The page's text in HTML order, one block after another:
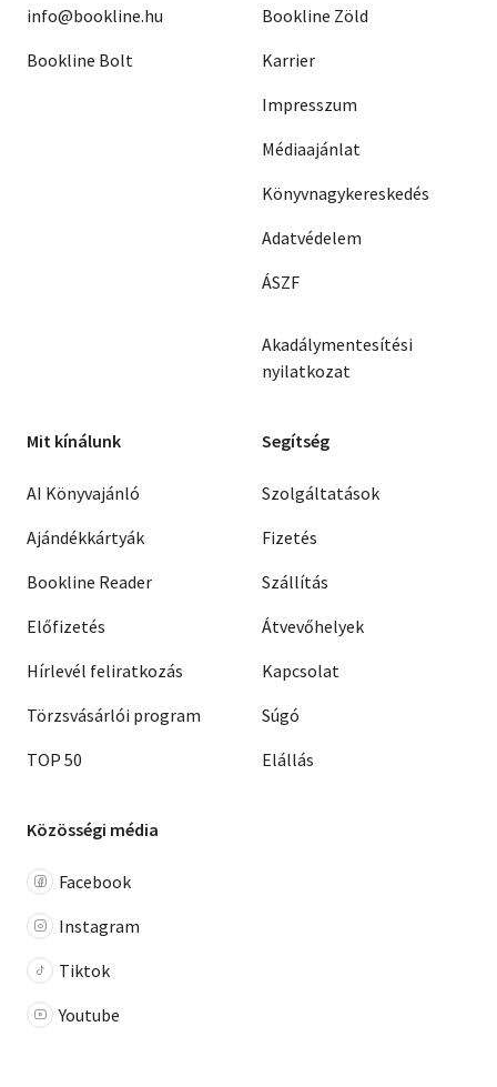
info@bookline.hu
Bookline Bolt
Bookline Zöld
Karrier
Impresszum
Médiaajánlat
Könyvnagykereskedés
Adatvédelem
ÁSZF
Akadálymentesítési
nyilatkozat
Mit kínálunk
AI Könyvajánló
Ajándékkártyák
Bookline Reader
Előfizetés
Hírlevél feliratkozás
Törzsvásárlói program
TOP 50
Segítség
Szolgáltatások
Fizetés
Szállítás
Átvevőhelyek
Kapcsolat
Súgó
Elállás
Közösségi média
Facebook
Instagram
Tiktok
Youtube